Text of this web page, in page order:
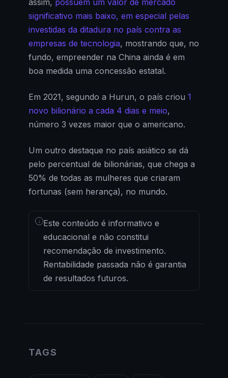
significativo mais baixo, em especial pelas
investidas da ditadura no país contra as
empresas de tecnologia, mostrando que, no
fundo, empreender na China ainda é em
boa medida uma concessão estatal.
Em 2021, segundo a Hurun, o país criou 1
novo bilionário a cada 4 dias e meio,
número 3 vezes maior que o americano.
Um outro destaque no país asiático se dá
pelo percentual de bilionárias, que chega a
50% de todas as mulheres que criaram
fortunas (sem herança), no mundo.
i Este conteúdo é informativo e
educacional e não constitui
recomendação de investimento.
Rentabilidade passada não é garantia
de resultados futuros.
TAGS